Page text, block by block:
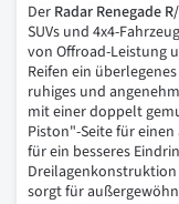
Der Radar Renegade
SUVs und 4x4-
von Offroad-Leistung
Reifen ein
ruhiges und
mit einer doppelt
Piston"-Seite für
für ein besseres
sorgt für